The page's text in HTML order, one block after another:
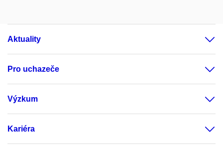
Aktuality
Pro uchazeče
Výzkum
Kariéra